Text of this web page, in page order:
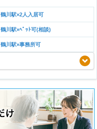
鶴川駅×2人入居可
鶴川駅×ﾍﾟｯﾄ可(相談)
鶴川駅×事務所可